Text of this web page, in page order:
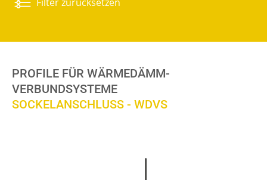
PROFILE FÜR WÄRMEDÄMM-
VERBUNDSYSTEME
SOCKELANSCHLUSS - WDVS